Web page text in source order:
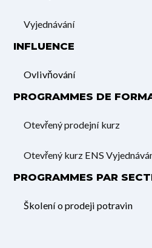
Vyjednávání
INFLUENCE
Ovlivňování
PROGRAMMES DE
Otevřený prodejní kurz
Otevřený kurz ENS
PROGRAMMES PAR
Školení o prodeji potravin